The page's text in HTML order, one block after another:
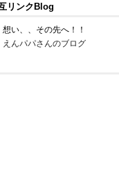
リンクBlog
想い、、その先へ！！
えんパパさんのブログ